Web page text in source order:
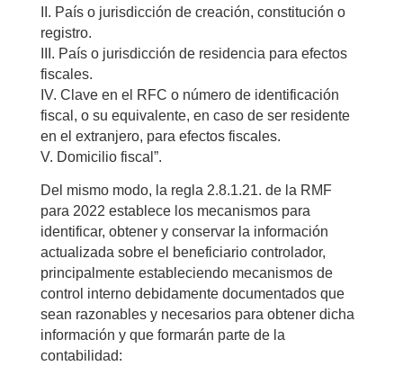
II. País o jurisdicción de creación, constitución o
registro.
III. País o jurisdicción de residencia para efectos
fiscales.
IV. Clave en el RFC o número de identificación
fiscal, o su equivalente, en caso de ser residente
en el extranjero, para efectos fiscales.
V. Domicilio fiscal”.
Del mismo modo, la regla 2.8.1.21. de la RMF
para 2022 establece los mecanismos para
identificar, obtener y conservar la información
actualizada sobre el beneficiario controlador,
principalmente estableciendo mecanismos de
control interno debidamente documentados que
sean razonables y necesarios para obtener dicha
información y que formarán parte de la
contabilidad: